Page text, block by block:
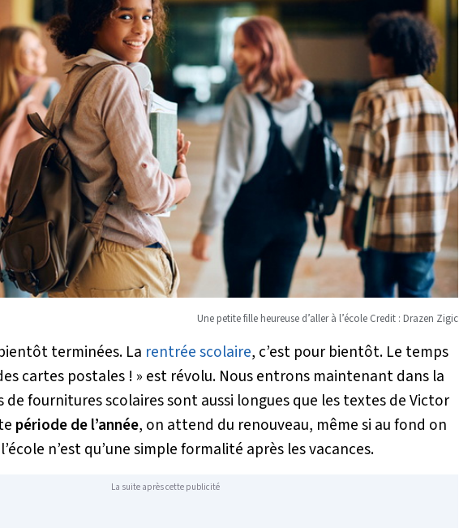
Une petite fille heureuse d’aller à l’école Credit : Drazen Zigic
terminées. La rentrée scolaire, c’est pour bientôt. Le temps
cartes postales ! » est révolu. Nous entrons maintenant dans la
de fournitures scolaires sont aussi longues que les textes de Victor
période de l’année, on attend du renouveau, même si au fond on
n’est qu’une simple formalité après les vacances.
La suite après cette publicité